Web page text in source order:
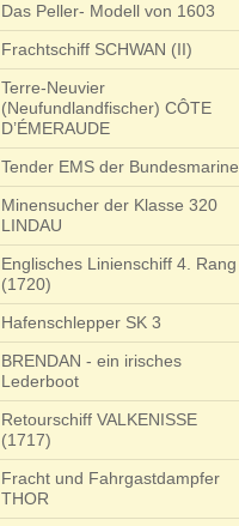
Das Peller- Modell von 1603
Frachtschiff SCHWAN (II)
Terre-Neuvier
(Neufundlandfischer) CÔTE
D’ÉMERAUDE
Tender EMS der Bundesmarine
Minensucher der Klasse 320
LINDAU
Englisches Linienschiff 4. Rang
(1720)
Hafenschlepper SK 3
BRENDAN - ein irisches
Lederboot
Retourschiff VALKENISSE
(1717)
Fracht und Fahrgastdampfer
THOR